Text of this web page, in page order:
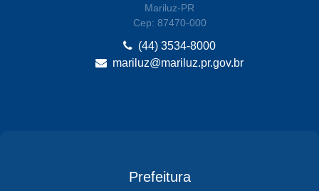
Mariluz-PR
Cep: 87470-000
(44) 3534-8000
mariluz@mariluz.pr.gov.br
Prefeitura